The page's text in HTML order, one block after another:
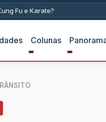
Colunas